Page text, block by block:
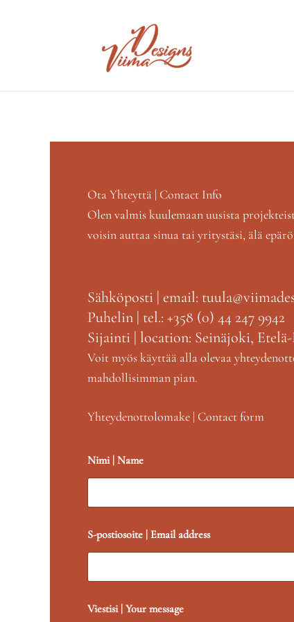
Ota Yhteyttä | Contact Info
Olen valmis kuulemaan uusista
voisin auttaa sinua tai yritystäsi, älä
Sähköposti | email:
Puhelin | tel.: +358 (0) 44 247 9942
Sijainti | location: Seinäjoki,
Voit myös käyttää alla olevaa
mahdollisimman pian.
Yhteydenottolomake | Contact form
Nimi | Name
S-postiosoite | Email address
Viestisi | Your message